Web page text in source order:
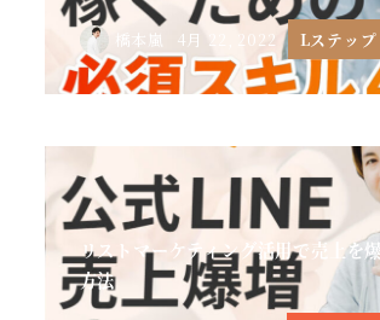
橋本嵐 4月 22, 2022 Lステップ
リストマーケティング活用で売上を
方法